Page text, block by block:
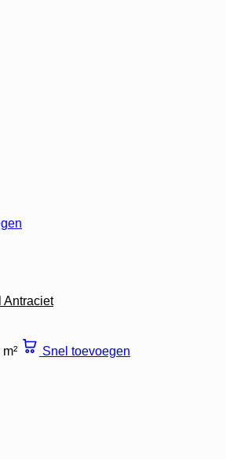
Antraciet
Snel toevoegen